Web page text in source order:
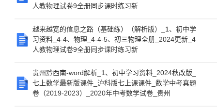
人教物理试卷9全册同步课时练习新
越来越宽的信息之路（基础练）（解析版）_1、初中学
习资料_4-4、物理_4-4-5、初三物理全册_2024更新_4
人教物理试卷9全册同步课时练习新
贵州黔西南-word解析_1、初中学习资料_2024秋改版_
七上数学最新版课件_沪科版七上课课件_数学中考真题
卷（2019-2023）_2020年中考数学试卷_贵州